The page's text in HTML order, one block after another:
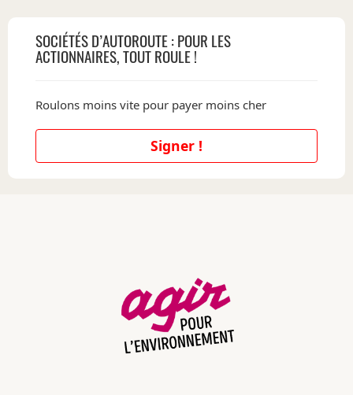
SOCIÉTÉS D’AUTOROUTE : POUR LES
ACTIONNAIRES, TOUT ROULE !
Roulons moins vite pour payer moins cher
Signer !